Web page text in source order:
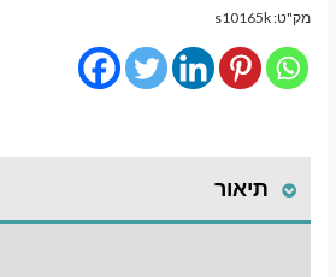
וילונות
מגנטיים
Jeep
Renegade
מק"ט:s10165k
תיאור
מעבר לסל הקניות